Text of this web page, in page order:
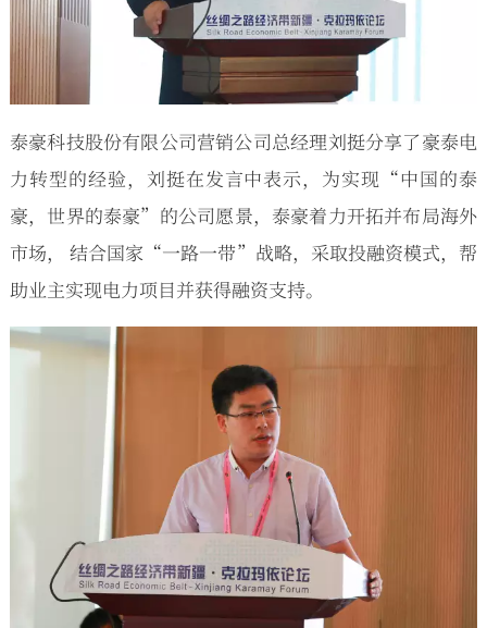
泰豪科技股份有限公司营销公司总经理刘挺分享了豪泰电
力转型的经验，刘挺在发言中表示，为实现“中国的泰
豪，世界的泰豪”的公司愿景，泰豪着力开拓并布局海外
市场， 结合国家“一路一带”战略，采取投融资模式，帮
助业主实现电力项目并获得融资支持。